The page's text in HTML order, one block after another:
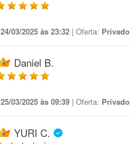
24/03/2025 às 23:32 | Oferta: Privado
Daniel B.
25/03/2025 às 09:39 | Oferta: Privado
YURI C.